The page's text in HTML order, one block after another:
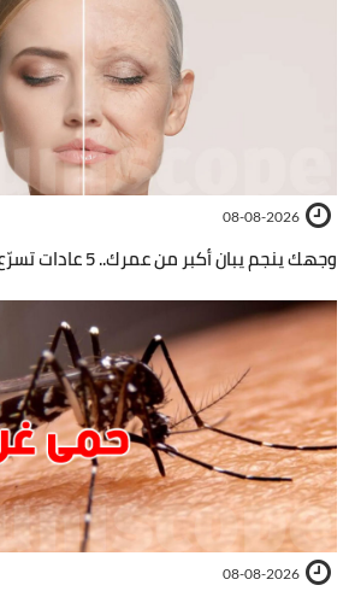
08-08-2026
وجهك ينجم يبان أكبر من عمرك.. 5 عادات تسرّع شيخوخة البشرة
08-08-2026